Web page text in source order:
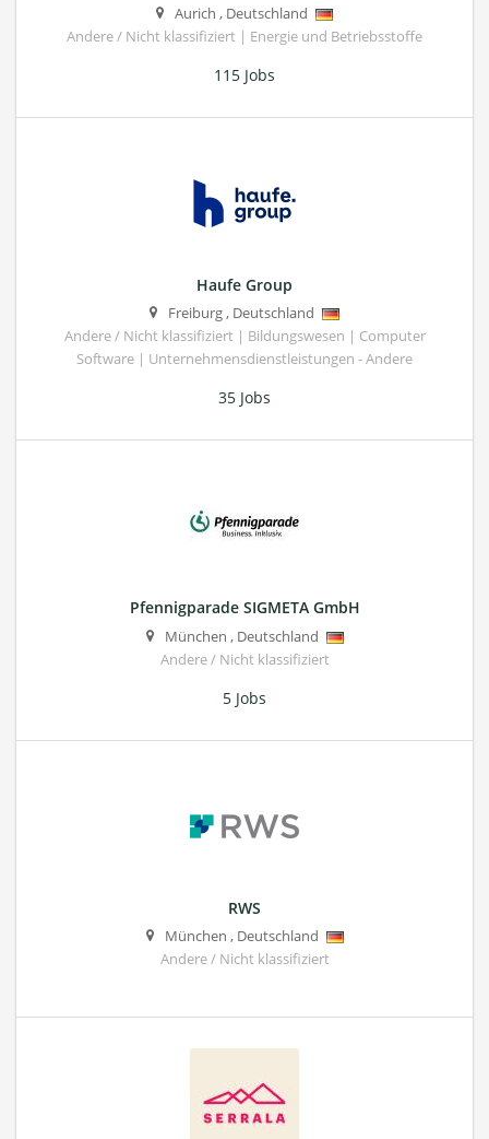
Aurich , Deutschland
Andere / Nicht klassifiziert | Energie und Betriebsstoffe
115 Jobs
Haufe Group
Freiburg, Deutschland
Andere / Nicht klassifiziert | Bildungswesen | Computer
Software | Unternehmensdienstleistungen - Andere
35 Jobs
Pfennigparade SIGMETA GmbH
München , Deutschland
Andere / Nicht klassifiziert
5 Jobs
RWS
München , Deutschland
Andere / Nicht klassifiziert